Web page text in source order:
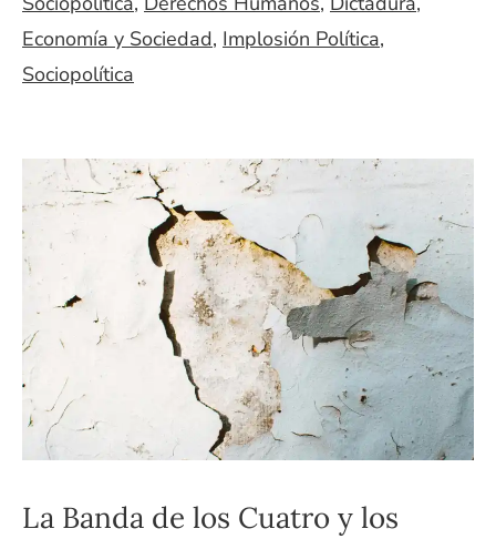
Economía y Sociedad, Implosión Política,
Sociopolítica
La Banda de los Cuatro y los